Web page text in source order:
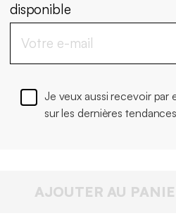
disponible
Je veux aussi recevoir par
sur les dernières
AJOUTER AU